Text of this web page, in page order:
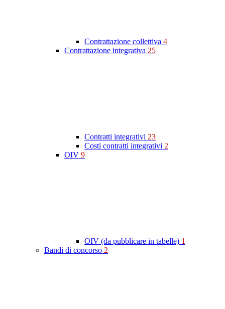
Contrattazione collettiva 4
Contrattazione integrativa 25
Contratti integrativi 23
Costi contratti integrativi 2
OIV 9
OIV (da pubblicare in tabelle) 1
Bandi di concorso 2